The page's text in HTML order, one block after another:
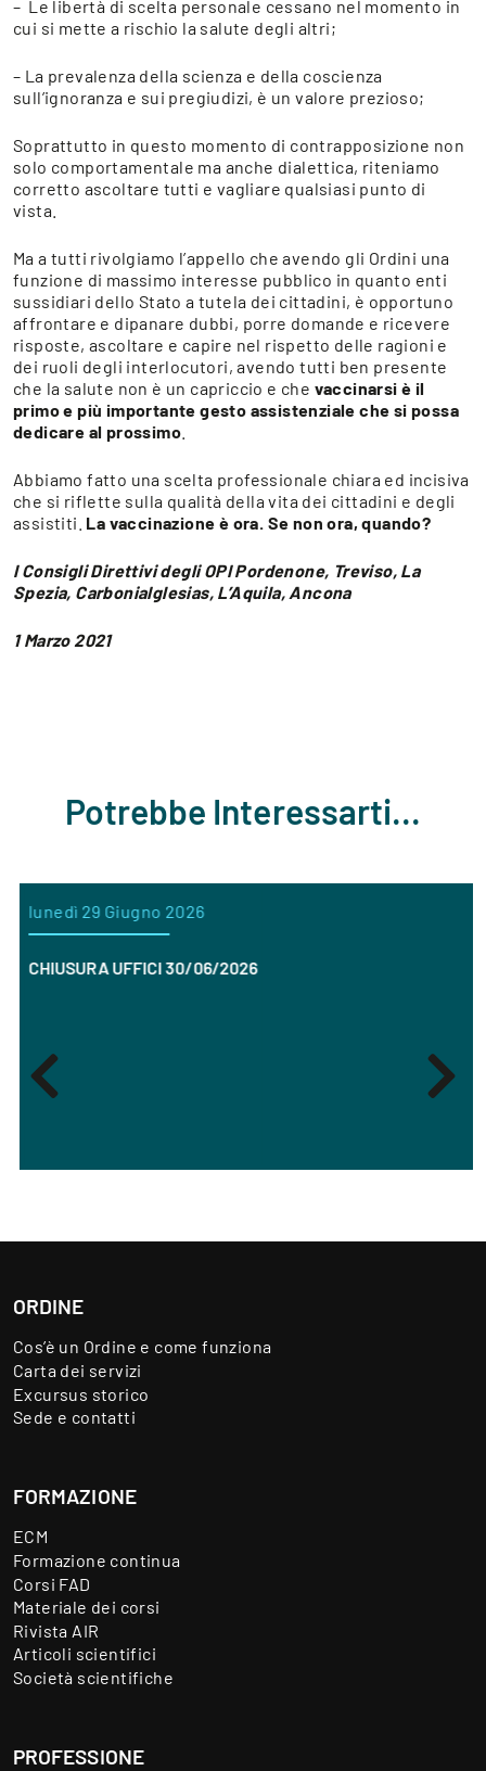
– Le libertà di scelta personale cessano nel momento in
cui si mette a rischio la salute degli altri;
– La prevalenza della scienza e della coscienza
sull’ignoranza e sui pregiudizi, è un valore prezioso;
Soprattutto in questo momento di contrapposizione non
solo comportamentale ma anche dialettica, riteniamo
corretto ascoltare tutti e vagliare qualsiasi punto di
vista.
Ma a tutti rivolgiamo l’appello che avendo gli Ordini una
funzione di massimo interesse pubblico in quanto enti
sussidiari dello Stato a tutela dei cittadini, è opportuno
affrontare e dipanare dubbi, porre domande e ricevere
risposte, ascoltare e capire nel rispetto delle ragioni e
dei ruoli degli interlocutori, avendo tutti ben presente
che la salute non è un capriccio e che vaccinarsi è il
primo e più importante gesto assistenziale che si possa
dedicare al prossimo
Abbiamo fatto una scelta professionale chiara ed incisiva
che si riflette sulla qualità della vita dei cittadini e degli
assistiti. La vaccinazione è ora. Se non ora, quando?
I Consigli Direttivi degli OPI Pordenone, Treviso, La
Spezia, CarboniaIglesias, L’Aquila, Ancona
1 Marzo 2021
Potrebbe Interessarti...
lunedì 29 Giugno 2026
CHIUSURA UFFICI 30/06/2026
ORDINE
Cos’è un Ordine e come funziona
Carta dei servizi
Excursus storico
Sede e contatti
FORMAZIONE
ECM
Formazione continua
Corsi FAD
Materiale dei corsi
Rivista AIR
Articoli scientifici
Società scientifiche
PROFESSIONE